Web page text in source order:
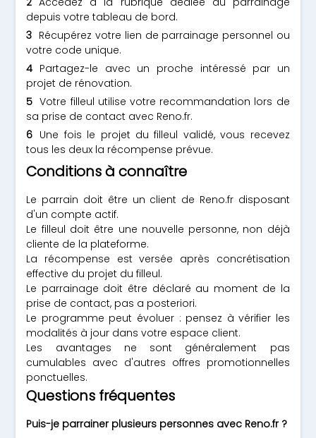
depuis votre tableau de bord.
Récupérez votre lien de parrainage personnel ou
votre code unique.
Partagez-le avec un proche intéressé par un
projet de rénovation.
Votre filleul utilise votre recommandation lors de
sa prise de contact avec Reno.fr.
Une fois le projet du filleul validé, vous recevez
tous les deux la récompense prévue.
Conditions à connaître
Le parrain doit être un client de Reno.fr disposant
d'un compte actif.
Le filleul doit être une nouvelle personne, non déjà
cliente de la plateforme.
La récompense est versée après concrétisation
effective du projet du filleul.
Le parrainage doit être déclaré au moment de la
prise de contact, pas a posteriori.
Le programme peut évoluer : pensez à vérifier les
modalités à jour dans votre espace client.
Les avantages ne sont généralement pas
cumulables avec d'autres offres promotionnelles
ponctuelles.
Questions fréquentes
Puis-je parrainer plusieurs personnes avec Reno.fr ?